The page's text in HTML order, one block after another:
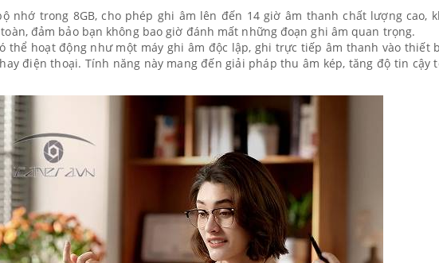
nhớ trong 8GB, cho phép ghi âm lên đến 14 giờ âm thanh chất lượng cao,
đảm bảo bạn không bao giờ đánh mất những đoạn ghi âm quan trọng.
thể hoạt động như một máy ghi âm độc lập, ghi trực tiếp âm thanh vào thiết
điện thoại. Tính năng này mang đến giải pháp thu âm kép, tăng độ tin cậy